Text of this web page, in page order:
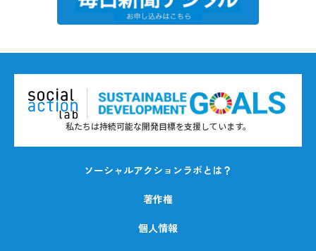
私たちは持続可能な開発目標を支援しています。
ソーシャルアクションラボとは？
著作権
個人情報